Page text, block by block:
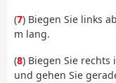
(7) Biegen Sie links
m lang.
(8) Biegen Sie rechts
und gehen Sie